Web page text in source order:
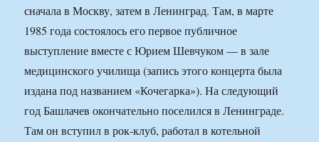
сначала в Москву, затем в Ленинград. Там, в марте
1985 года состоялось его первое публичное
выступление вместе с Юрием Шевчуком — в зале
медицинского училища (запись этого концерта была
издана под названием «Кочегарка»). На следующий
год Башлачев окончательно поселился в Ленинграде.
Там он вступил в рок-клуб, работал в котельной